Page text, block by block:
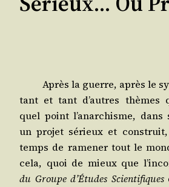
Après la guerre, après le
tant et tant d’autres thèmes
quel point l’anarchisme, dans
un pro­jet sérieux et
temps de rame­ner tout le
cela, quoi de mieux que
du Groupe d’Études Scien­ti­fiques